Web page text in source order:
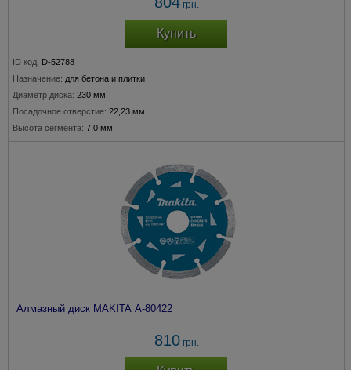
грн.
Купить
ID код: D-52788
Назначение: для бетона и плитки
Диаметр диска: 230 мм
Посадочное отверстие: 22,23 мм
Высота сегмента: 7,0 мм
Алмазный диск MAKITA A-80422
810грн.